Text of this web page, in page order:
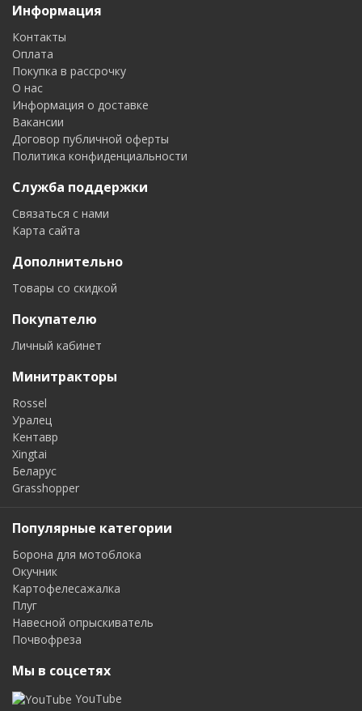
Информация
Контакты
Оплата
Покупка в рассрочку
О нас
Информация о доставке
Вакансии
Договор публичной оферты
Политика конфиденциальности
Служба поддержки
Связаться с нами
Карта сайта
Дополнительно
Товары со скидкой
Покупателю
Личный кабинет
Минитракторы
Rossel
Уралец
Кентавр
Xingtai
Беларус
Grasshopper
Популярные категории
Борона для мотоблока
Окучник
Картофелесажалка
Плуг
Навесной опрыскиватель
Почвофреза
Мы в соцсетях
YouTube